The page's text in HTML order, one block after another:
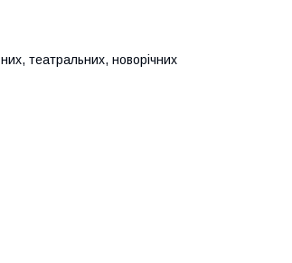
театральних, новорічних